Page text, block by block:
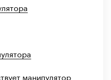
манипулятор